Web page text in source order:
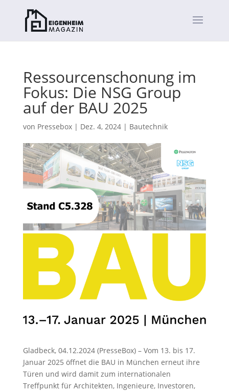
Ressourcenschonung im
Fokus: Die NSG Group
auf der BAU 2025
von Pressebox| Dez. 4, 2024| Bautechnik
Gladbeck, 04.12.2024 (PresseBox) – Vom 13. bis 17.
Januar 2025 öffnet die BAU in München erneut ihre
Türen und wird damit zum internationalen
Treffpunkt für Architekten, Ingenieure, Investoren,